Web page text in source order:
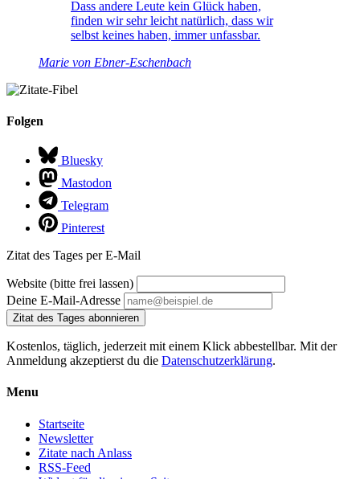
Dass andere Leute kein Glück haben,
finden wir sehr leicht natürlich, dass wir
selbst keines haben, immer unfassbar.
Marie von Ebner-Eschenbach
Folgen
Bluesky
Mastodon
Telegram
Pinterest
Zitat des Tages per E-Mail
Website (bitte frei lassen)
Deine E-Mail-Adresse
Zitat des Tages abonnieren
Kostenlos, täglich, jederzeit mit einem Klick abbestellbar. Mit der
Anmeldung akzeptierst du die Datenschutzerklärung.
Menu
Startseite
Newsletter
Zitate nach Anlass
RSS-Feed